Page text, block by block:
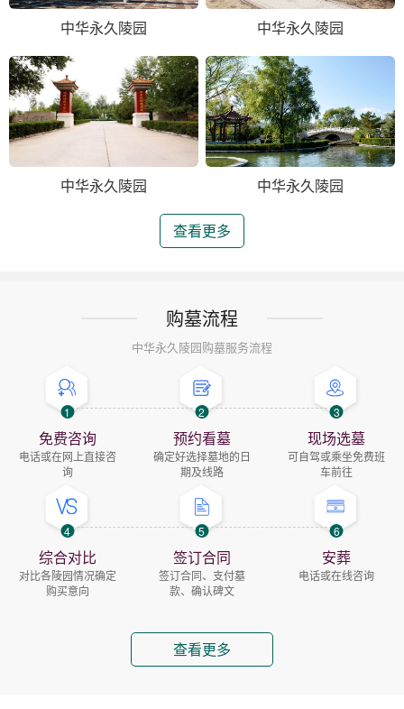
中华永久陵园 中华永久陵园
中华永久陵园 中华永久陵园
查看更多
购墓流程
中华永久陵园购墓服务流程
1
免费咨询
电话或在网上直接咨
询
2
预约看墓
确定好选择墓地的日
期及线路
3
现场选墓
可自驾或乘坐免费班
车前往
4
综合对比
对比各陵园情况确定
购买意向
5
签订合同
签订合同、支付墓
款、确认碑文
6
安葬
电话或在线咨询
查看更多